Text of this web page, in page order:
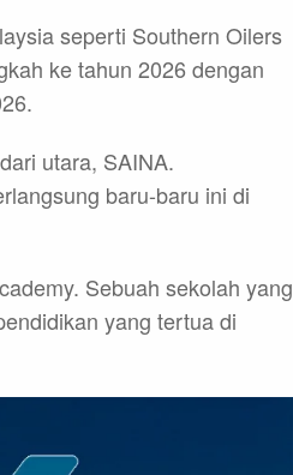
seperti Southern Oilers
ke tahun 2026 dengan
utara, SAINA.
baru-baru ini di
Sebuah sekolah yang
yang tertua di